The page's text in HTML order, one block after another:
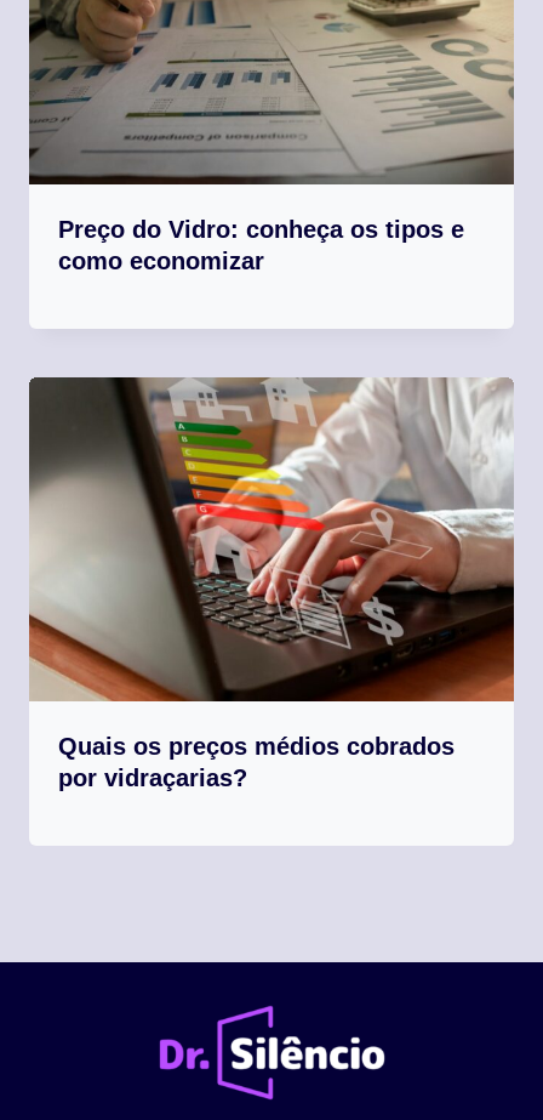
Preço do Vidro: conheça os tipos e
como economizar
Quais os preços médios cobrados
por vidraçarias?